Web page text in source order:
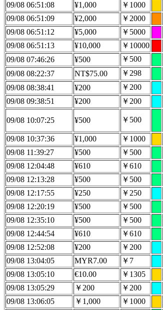
09/08 06:51:08 ¥1,000 ￥1000
09/08 06:51:09 ¥2,000 ￥2000
09/08 06:51:12 ¥5,000 ￥5000
09/08 06:51:13 ¥10,000 ￥10000
09/08 07:46:26
¥500 ￥500
09/08 08:22:37
NT$75.00 ￥298
09/08 08:38:41
¥200 ￥200
09/08 09:38:51
¥200 ￥200
09/08 10:07:25 ¥500 ￥500
09/08 10:37:36
¥1,000 ￥1000
09/08 11:39:27
¥500 ￥500
09/08 12:04:48
¥610 ￥610
09/08 12:13:28
¥500 ￥500
09/08 12:17:55
¥250 ￥250
09/08 12:20:19
¥500 ￥500
09/08 12:35:10 ¥500 ￥500
09/08 12:44:54
¥610 ￥610
09/08 12:52:08
¥200 ￥200
09/08 13:04:05
MYR7.00 ￥7
09/08 13:05:10
€10.00 ￥1305
09/08 13:05:29
￥200 ￥200
09/08 13:06:05
￥1,000 ￥1000